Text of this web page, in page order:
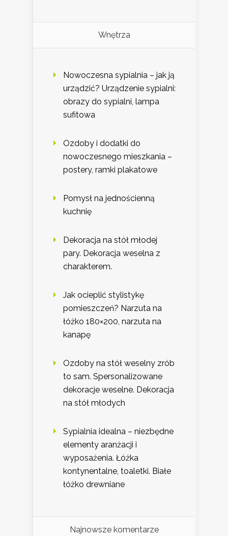
Wnętrza
Nowoczesna sypialnia – jak ją
urządzić? Urządzenie sypialni:
obrazy do sypialni, lampa
sufitowa
Ozdoby i dodatki do
nowoczesnego mieszkania –
postery, ramki plakatowe
Pomysł na jednościenną
kuchnię
Dekoracja na stół młodej
pary. Dekoracja weselna z
charakterem.
Jak ocieplić stylistykę
pomieszczeń? Narzuta na
łóżko 180×200, narzuta na
kanapę
Ozdoby na stół weselny zrób
to sam. Spersonalizowane
dekoracje weselne. Dekoracja
na stół młodych
Sypialnia idealna – niezbędne
elementy aranżacji i
wyposażenia. Łóżka
kontynentalne, toaletki. Białe
łóżko drewniane
Najnowsze komentarze